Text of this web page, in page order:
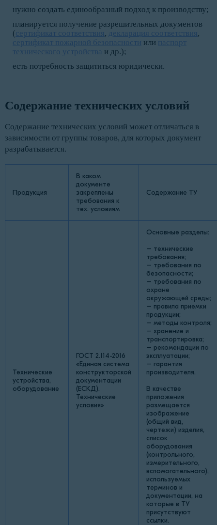
нужно создать единообразный подход к производству;
планируется получение разрешительных документов
(сертификат соответствия, декларация соответствия,
сертификат пожарной безопасности или паспорт
технического устройства и др.);
есть потребность защититься юридически.
Содержание технических условий
Содержание технических условий может отличаться в
зависимости от группы товаров, для которых документ
разрабатывается.
Продукция
В каком
документе
закреплены
требования к
тех. условиям
Содержание ТУ
Технические
устройства,
оборудование
ГОСТ 2.114-2016
«Единая система
конструкторской
документации
(ЕСКД).
Технические
условия»
Основные разделы:
– технические
требования;
– требования по
безопасности;
– требования по
охране
окружающей среды;
– правила приемки
продукции;
– методы контроля;
– хранение и
транспортировка;
– рекомендации по
эксплуатации;
– гарантия
производителя.
В качестве
приложения
размещается
изображение
(общий вид,
чертежи) изделия,
список
оборудования
(контрольного,
измерительного,
вспомогательного),
используемых
терминов и
документации, на
которые в ТУ
присутствуют
ссылки.